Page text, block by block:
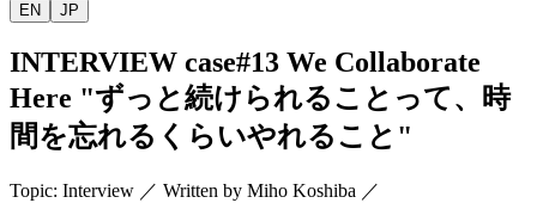
EN JP
INTERVIEW case#13 We Collaborate
Here "ずっと続けられることって、時
間を忘れるくらいやれること "
Topic: Interview ／ Written by Miho Koshiba ／